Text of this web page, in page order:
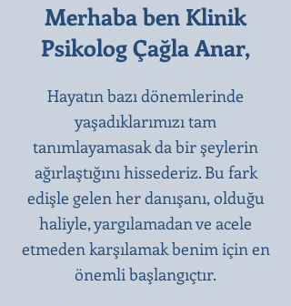
Merhaba ben Klinik
Psikolog Çağla Anar,
Hayatın bazı dönemlerinde
yaşadıklarımızı tam
tanımlayamasak da bir şeylerin
ağırlaştığını hissederiz. Bu fark
edişle gelen her danışanı, olduğu
haliyle, yargılamadan ve acele
etmeden karşılamak benim için en
önemli başlangıçtır.​